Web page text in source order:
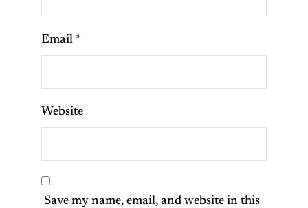
Email *
Website
Save my name, email, and website in this